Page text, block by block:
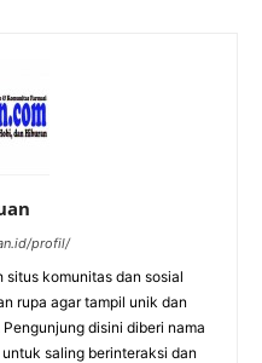
profil/
situs komunitas dan sosial
rupa agar tampil unik dan
disini diberi nama
saling berinteraksi dan